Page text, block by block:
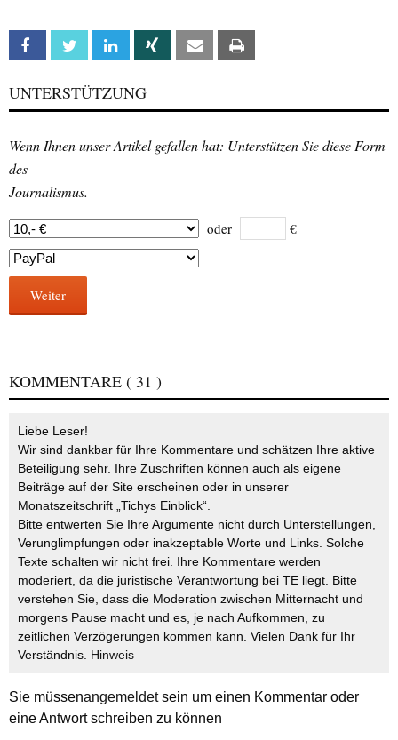
Facebook Twitter Linkedin Xing Email
UNTERSTÜTZUNG
Wenn Ihnen unser Artikel gefallen hat: Unterstützen Sie diese Form
des
Journalismus.
oder €
Weiter
KOMMENTARE ( 31 )
Liebe Leser!
Wir sind dankbar für Ihre Kommentare und schätzen Ihre aktive
Beteiligung sehr. Ihre Zuschriften können auch als eigene
Beiträge auf der Site erscheinen oder in unserer
Monatszeitschrift „Tichys Einblick“.
Bitte entwerten Sie Ihre Argumente nicht durch Unterstellungen,
Verunglimpfungen oder inakzeptable Worte und Links. Solche
Texte schalten wir nicht frei. Ihre Kommentare werden
moderiert, da die juristische Verantwortung bei TE liegt. Bitte
verstehen Sie, dass die Moderation zwischen Mitternacht und
morgens Pause macht und es, je nach Aufkommen, zu
zeitlichen Verzögerungen kommen kann. Vielen Dank für Ihr
Verständnis. Hinweis
Sie müssenangemeldetsein um einen Kommentar oder
eine Antwort schreiben zu können